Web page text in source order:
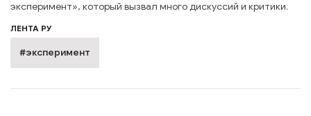
эксперимент», который вызвал много дискуссий и критики.
ЛЕНТА РУ
#эксперимент